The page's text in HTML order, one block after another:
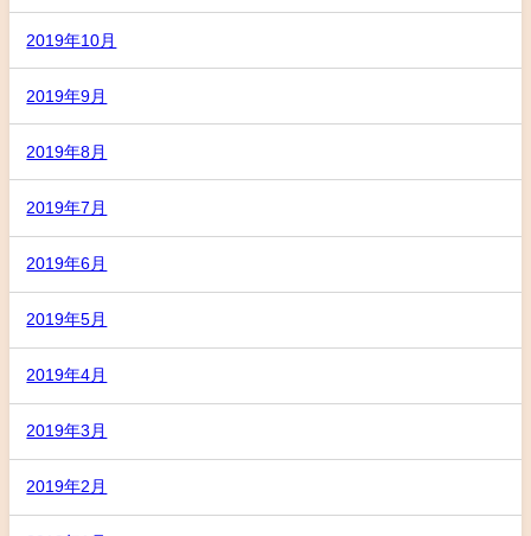
2019年10月
2019年9月
2019年8月
2019年7月
2019年6月
2019年5月
2019年4月
2019年3月
2019年2月